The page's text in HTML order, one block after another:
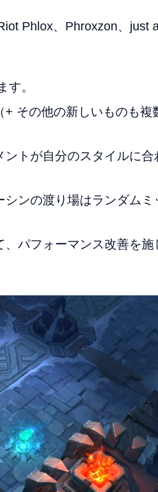
Phlox、Phroxzon、just
。
その他の新しいものも複
トが自分のスタイルに合
ンの渡り場はランダムミ
パフォーマンス改善を施